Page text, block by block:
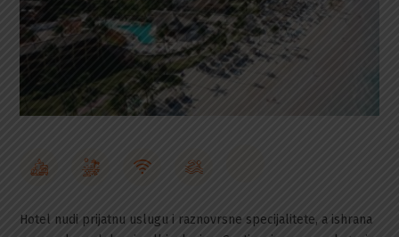
Hotel nudi prijatnu uslugu i raznovrsne specijalitete, a ishrana